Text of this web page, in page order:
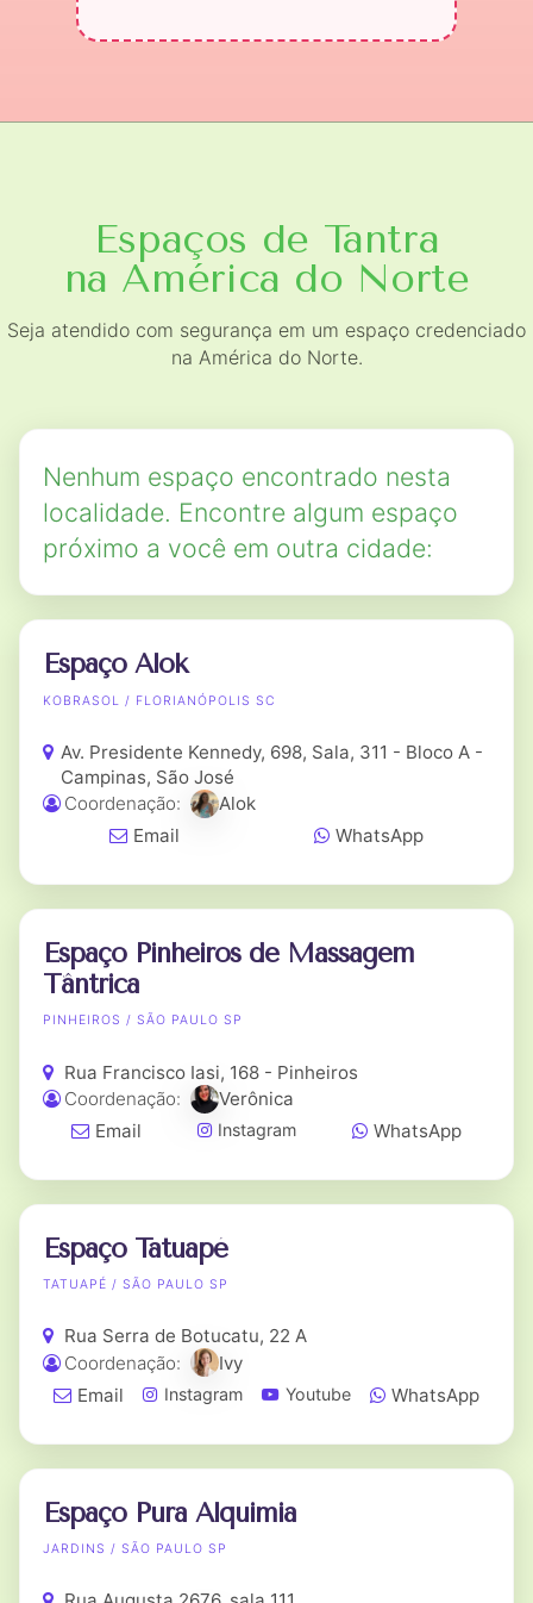
Espaços de Tantra
na América do Norte
Seja atendido com segurança em um espaço credenciado
na América do Norte.
Nenhum espaço encontrado nesta
localidade. Encontre algum espaço
próximo a você em outra cidade:
Espaço Alok
KOBRASOL / FLORIANÓPOLIS SC
Av. Presidente Kennedy, 698, Sala, 311 - Bloco A -
Campinas, São José
Coordenação:
Alok
Email
WhatsApp
Espaço Pinheiros de Massagem
Tântrica
PINHEIROS / SÃO PAULO SP
Rua Francisco Iasi, 168 - Pinheiros
Coordenação:
Verônica
Email
Instagram WhatsApp
Espaço Tatuapé
TATUAPÉ / SÃO PAULO SP
Rua Serra de Botucatu, 22 A
Coordenação:
Ivy
Email
Instagram Youtube WhatsApp
Espaço Pura Alquimia
JARDINS / SÃO PAULO SP